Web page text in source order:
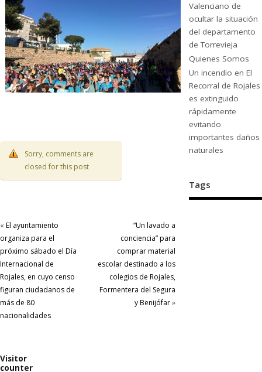
Sorry, comments are
closed for this post
« El ayuntamiento
organiza para el
próximo sábado el Día
Internacional de
Rojales, en cuyo censo
figuran ciudadanos de
más de 80
nacionalidades
“Un lavado a
conciencia” para
comprar material
escolar destinado a los
colegios de Rojales,
Formentera del Segura
y Benijófar»
Valenciano de
ocultar la situación
del departamento
de Torrevieja
Quienes Somos
Un incendio en El
Recorral de Rojales
es extinguido
rápidamente
evitando
importantes daños
naturales
Tags
Visitor
counter